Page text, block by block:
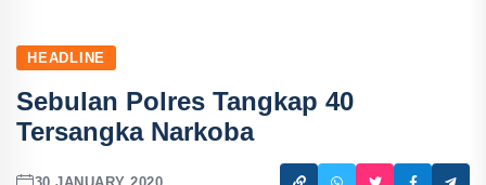
HEADLINE
Sebulan Polres Tangkap 40
Tersangka Narkoba